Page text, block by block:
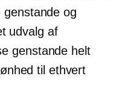
og
udvalg af
genstande helt
til ethvert